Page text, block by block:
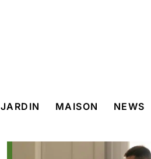
JARDIN MAISON NEWS